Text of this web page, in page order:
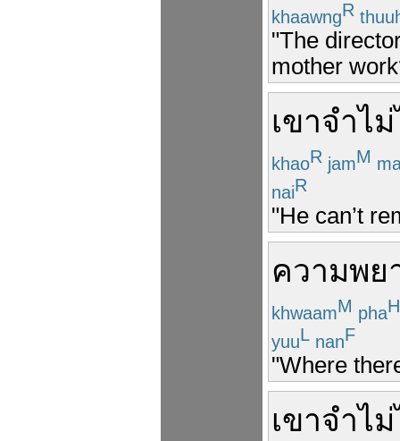
khaawngR
"The
mother
เขาจำไ
khaoR jamM
naiR
"He can’t
ความพย
khwaamM phaH
yuuL nanF
"Where
เขาจำไ